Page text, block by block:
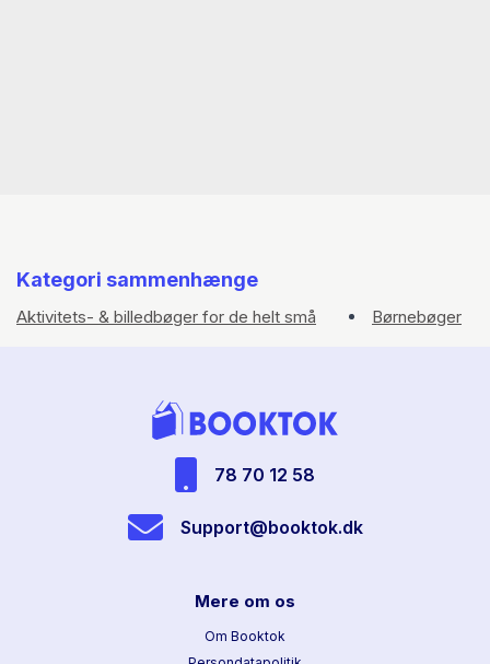
Kategori sammenhænge
Aktivitets- & billedbøger for de helt små Børnebøger
78 70 12 58
Support@booktok.dk
Mere om os
Om Booktok